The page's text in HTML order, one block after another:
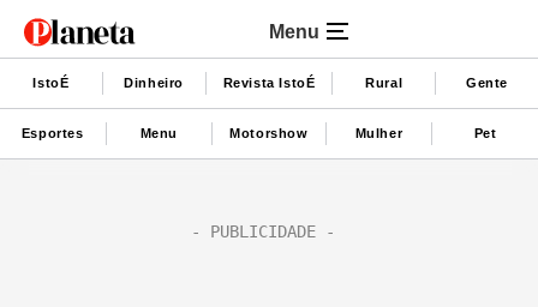
Menu
IstoÉ Dinheiro Revista IstoÉ Rural Gente
Esportes Menu Motorshow Mulher Pet